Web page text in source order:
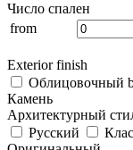
Число спален
from
Exterior finish
Облицовочный
Камень
Архитектурный
Русский